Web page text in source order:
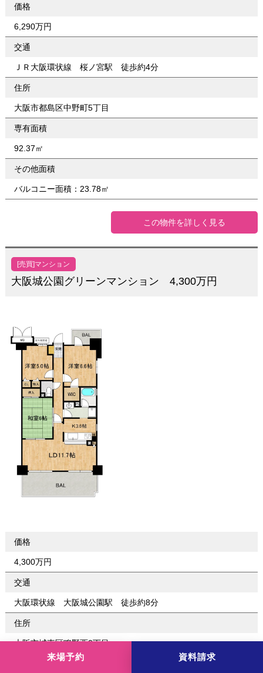
来場予約 資料請求
価格
6,290万円
交通
ＪＲ大阪環状線 桜ノ宮駅 徒歩約4分
住所
大阪市都島区中野町5丁目
専有面積
92.37㎡
その他面積
バルコニー面積：23.78㎡
この物件を詳しく見る
[売買]マンション
大阪城公園グリーンマンション 4,300万円
価格
4,300万円
交通
大阪環状線 大阪城公園駅 徒歩約8分
住所
大阪市城東区鴫野西2丁目